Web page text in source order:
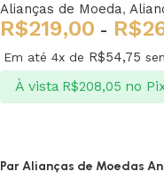
Alianças de Moeda,
R$219,00 - R$
Em até 4x de R$54,75
À vista R$208,05 no
Par Alianças de Moedas